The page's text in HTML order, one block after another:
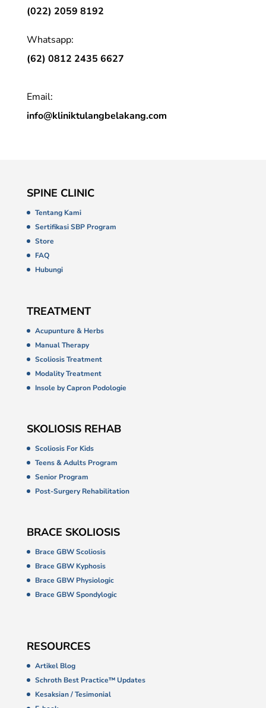
(022) 2059 8192
Whatsapp:
(62) 0812 2435 6627
Email:
info@kliniktulangbelakang.com
SPINE CLINIC
Tentang Kami
Sertifikasi SBP Program
Store
FAQ
Hubungi
TREATMENT
Acupunture & Herbs
Manual Therapy
Scoliosis Treatment
Modality Treatment
Insole by Capron Podologie
SKOLIOSIS REHAB
Scoliosis For Kids
Teens & Adults Program
Senior Program
Post-Surgery Rehabilitation
BRACE SKOLIOSIS
Brace GBW Scoliosis
Brace GBW Kyphosis
Brace GBW Physiologic
Brace GBW Spondylogic
RESOURCES
Artikel Blog
Schroth Best Practice™ Updates
Kesaksian / Tesimonial